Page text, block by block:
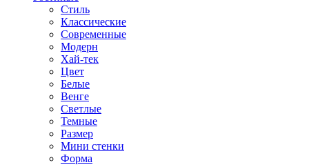
Стиль
Классические
Современные
Модерн
Хай-тек
Цвет
Белые
Венге
Светлые
Темные
Размер
Мини стенки
Форма